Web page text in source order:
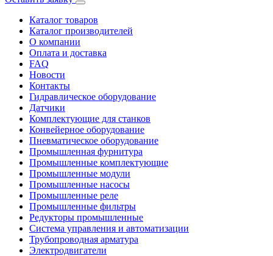
Каталог товаров
Каталог производителей
О компании
Оплата и доставка
FAQ
Новости
Контакты
Гидравлическое оборудование
Датчики
Комплектующие для станков
Конвейерное оборудование
Пневматическое оборудование
Промышленная фурнитура
Промышленные комплектующие
Промышленные модули
Промышленные насосы
Промышленные реле
Промышленные фильтры
Редукторы промышленные
Система управления и автоматизации
Трубопроводная арматура
Электродвигатели